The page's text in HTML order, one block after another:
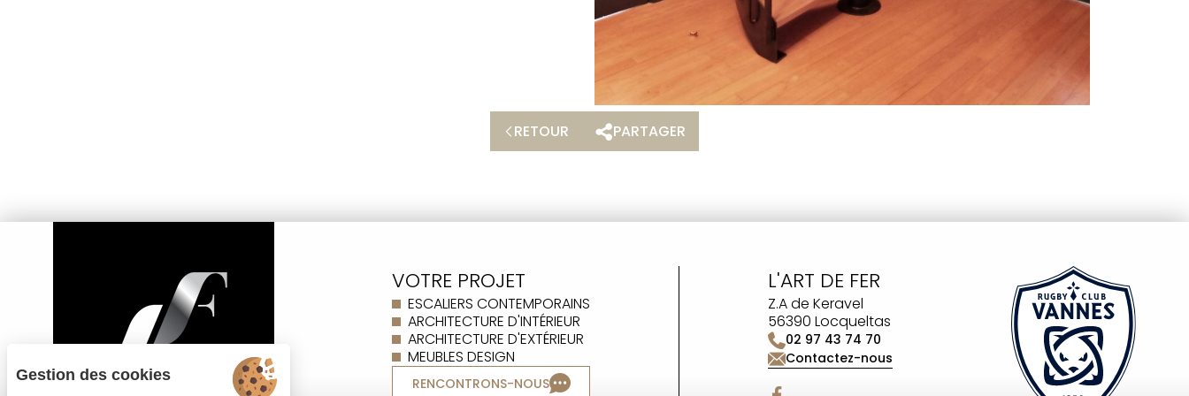
RETOUR PARTAGER
VOTRE PROJET
ESCALIERS CONTEMPORAINS
ARCHITECTURE D'INTÉRIEUR
ARCHITECTURE D'EXTÉRIEUR
MEUBLES DESIGN
RENCONTRONS-NOUS
L'ART DE FER
Z.A de Keravel
56390 Locqueltas
02 97 43 74 70
Contactez-nous
Gestion des cookies